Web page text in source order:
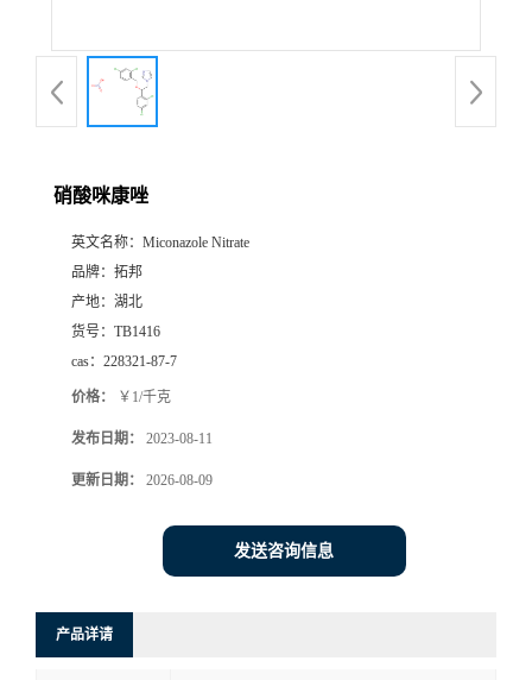
硝酸咪康唑
英文名称： Miconazole Nitrate
品牌： 拓邦
产地： 湖北
货号： TB1416
cas： 228321-87-7
价格： ￥1/千克
发布日期： 2023-08-11
更新日期： 2026-08-09
发送咨询信息
产品详请